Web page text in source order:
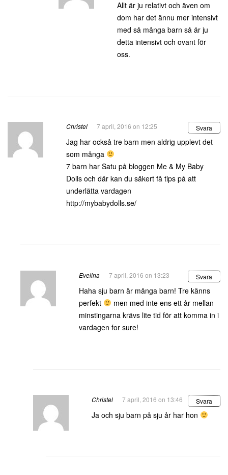
Allt är ju relativt och även om
dom har det ännu mer intensivt
med så många barn så är ju
detta intensivt och ovant för
oss.
Christel 7 april, 2016 on 12:25 Svara
Jag har också tre barn men aldrig upplevt det
som många
7 barn har Satu på bloggen Me & My Baby
Dolls och där kan du säkert få tips på att
underlätta vardagen
http://mybabydolls.se/
Evelina 7 april, 2016 on 13:23 Svara
Haha sju barn är många barn! Tre känns
perfekt
men med inte ens ett år mellan
minstingarna krävs lite tid för att komma in i
vardagen for sure!
Christel 7 april, 2016 on 13:46 Svara
Ja och sju barn på sju år har hon